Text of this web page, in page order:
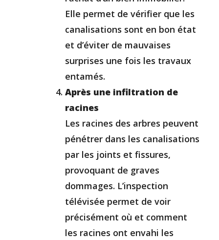
Elle permet de vérifier que les
canalisations sont en bon état
et d’éviter de mauvaises
surprises une fois les travaux
entamés.
Après une infiltration de
racines
Les racines des arbres peuvent
pénétrer dans les canalisations
par les joints et fissures,
provoquant de graves
dommages. L’inspection
télévisée permet de voir
précisément où et comment
les racines ont envahi les